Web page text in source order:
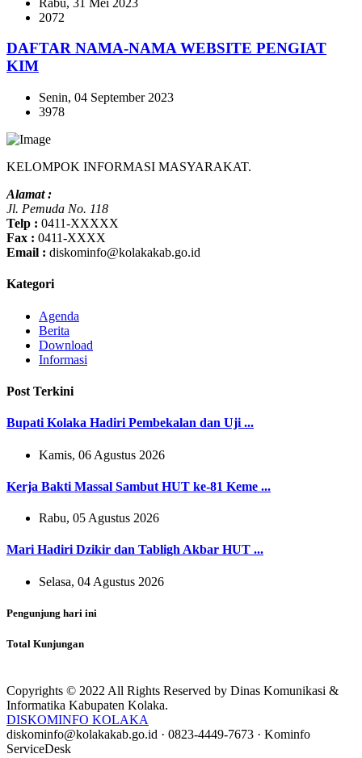
2072
DAFTAR NAMA-NAMA WEBSITE PENGIAT
KIM
Senin, 04 September 2023
3978
KELOMPOK INFORMASI MASYARAKAT.
Alamat :
Jl. Pemuda No. 118
Telp : 0411-XXXXX
Fax : 0411-XXXX
Email : diskominfo@kolakakab.go.id
Kategori
Agenda
Berita
Download
Informasi
Post Terkini
Bupati Kolaka Hadiri Pembekalan dan Uji ...
Kamis, 06 Agustus 2026
Kerja Bakti Massal Sambut HUT ke-81 Keme ...
Rabu, 05 Agustus 2026
Mari Hadiri Dzikir dan Tabligh Akbar HUT ...
Selasa, 04 Agustus 2026
Pengunjung hari ini
Total Kunjungan
Copyrights © 2022 All Rights Reserved by Dinas Komunikasi &
Informatika Kabupaten Kolaka.
DISKOMINFO KOLAKA
diskominfo@kolakakab.go.id · 0823-4449-7673 · Kominfo
ServiceDesk